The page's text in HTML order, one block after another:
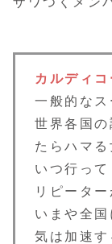
カルディ
一般的な
世界各国
たらハマる
いつ行って
リピータ
いまや全
気は加速す